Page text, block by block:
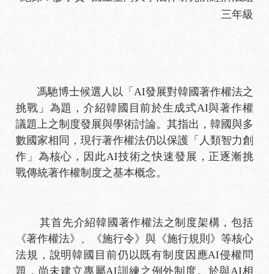
三年級
馮馳博士候選人以「AI發展對韓國著作權法之
挑戰」為題，介紹韓國目前於生成式AI與著作權
議題上之制度發展與學術討論。其指出，韓國與多
數國家相同，現行著作權法仍以保護「人類智力創
作」為核心，因此AI技術之快速發展，正逐漸挑
戰傳統著作權制度之基本概念。
其首先介紹韓國著作權法之制度架構，包括
《著作權法》、《施行令》與《施行規則》等核心
法規，說明韓國目前仍以既有制度因應AI侵權問
題，尚未建立專屬AI訓練之例外制度。於與AI相